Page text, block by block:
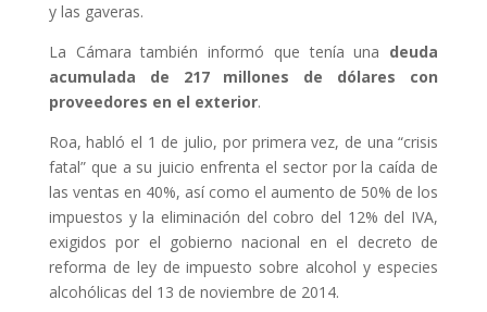
y las gaveras.
La Cámara también informó que tenía una deuda
acumulada de 217 millones de dólares con
proveedores en el exterior.
Roa, habló el 1 de julio, por primera vez, de una “crisis
fatal” que a su juicio enfrenta el sector por la caída de
las ventas en 40%, así como el aumento de 50% de los
impuestos y la eliminación del cobro del 12% del IVA,
exigidos por el gobierno nacional en el decreto de
reforma de ley de impuesto sobre alcohol y especies
alcohólicas del 13 de noviembre de 2014.